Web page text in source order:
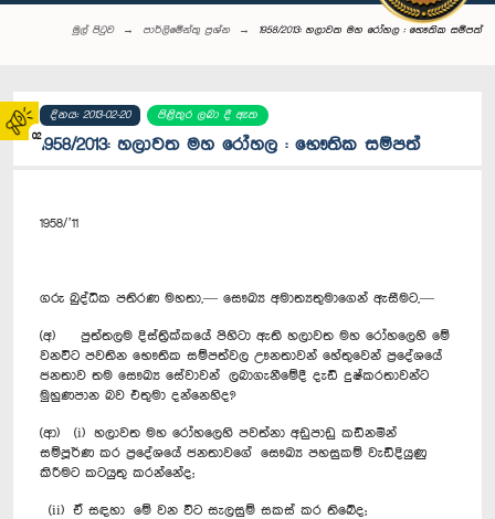
02
මුල් පිටුව පාර්ලි‌මේන්තු‌ ප්‍රශ්න 1958/2013: හලාවත මහ රෝහල : භෞතික සම්පත්
දිනය: 2013-02-20 පිළිතුර ලබා දී ඇත
1958/2013: හලාවත මහ රෝහල : භෞතික සම්පත්
1958/’11
ගරු බුද්ධික පතිරණ මහතා,— සෞඛ්‍ය අමාත්‍යතුමාගෙන් ඇසීමට,—
(අ) පුත්තලම දිස්ත්‍රික්කයේ පිහිටා ඇති හලාවත මහ රෝහලෙහි මේ
වනවිට පවතින භෞතික සම්පත්වල ඌනතාවන් හේතුවෙන් ප්‍රදේශයේ
ජනතාව තම සෞඛ්‍ය සේවාවන් ලබාගැනීමේදී දැඩි දුෂ්කරතාවන්ට
මුහුණපාන බව එතුමා දන්නෙහිද?
(ආ) (i) හලාවත මහ රෝහලෙහි පවත්නා අඩුපාඩු කඩිනමින්
සම්පූර්ණ කර ප්‍රදේශයේ ජනතාවගේ සෞඛ්‍ය පහසුකම් වැඩිදියුණු
කිරීමට කටයුතු කරන්නේද;
(ii) ඒ සඳහා මේ වන විට සැලසුම් සකස් කර තිබේද;